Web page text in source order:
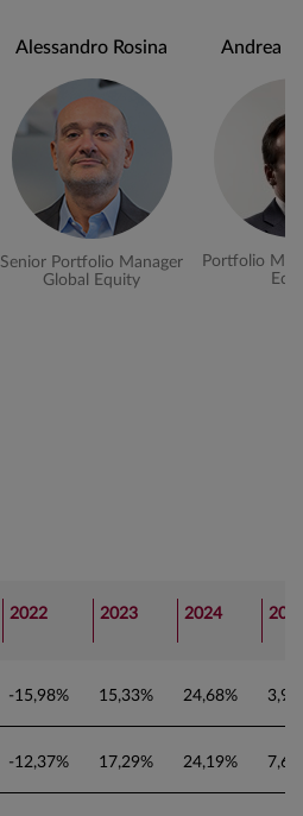
Alessandro Rosina
Senior Portfolio Manager
Global Equity
Andrea
Portfolio
2022 2023 2024
-15,98% 15,33% 24,68%
-12,37% 17,29% 24,19%